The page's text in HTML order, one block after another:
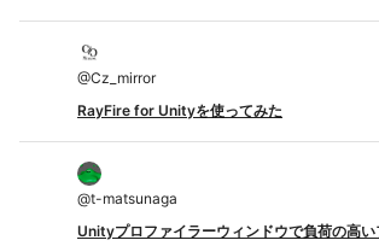
@Cz_mirror
RayFire for Unityを使ってみた
@t-matsunaga
Unityプロファイラーウィンドウで負荷の高